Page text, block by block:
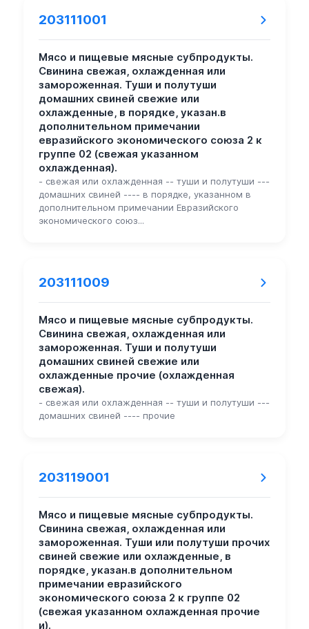
203111001
Мясо и пищевые мясные субпродукты.
Свинина свежая, охлажденная или
замороженная. Туши и полутуши
домашних свиней свежие или
охлажденные, в порядке, указан.в
дополнительном примечании
евразийского экономического союза 2 к
группе 02 (свежая указанном
охлажденная).
- свежая или охлажденная -- туши и полутуши ---
домашних свиней ---- в порядке, указанном в
дополнительном примечании Евразийского
экономического союз...
203111009
Мясо и пищевые мясные субпродукты.
Свинина свежая, охлажденная или
замороженная. Туши и полутуши
домашних свиней свежие или
охлажденные прочие (охлажденная
свежая).
- свежая или охлажденная -- туши и полутуши ---
домашних свиней ---- прочие
203119001
Мясо и пищевые мясные субпродукты.
Свинина свежая, охлажденная или
замороженная. Туши или полутуши прочих
свиней свежие или охлажденные, в
порядке, указан.в дополнительном
примечании евразийского
экономического союза 2 к группе 02
(свежая указанном охлажденная прочие
и).